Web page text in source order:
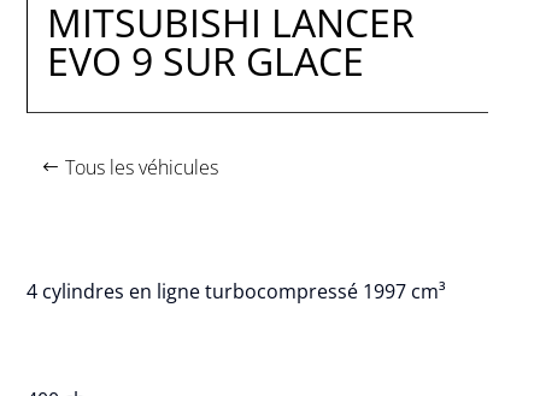
MITSUBISHI LANCER
EVO 9 SUR GLACE
Tous les véhicules
4 cylindres en ligne turbocompressé 1997 cm³